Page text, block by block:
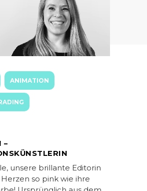
ANIMATION
–
unsere brillante Editorin
so pink wie ihre